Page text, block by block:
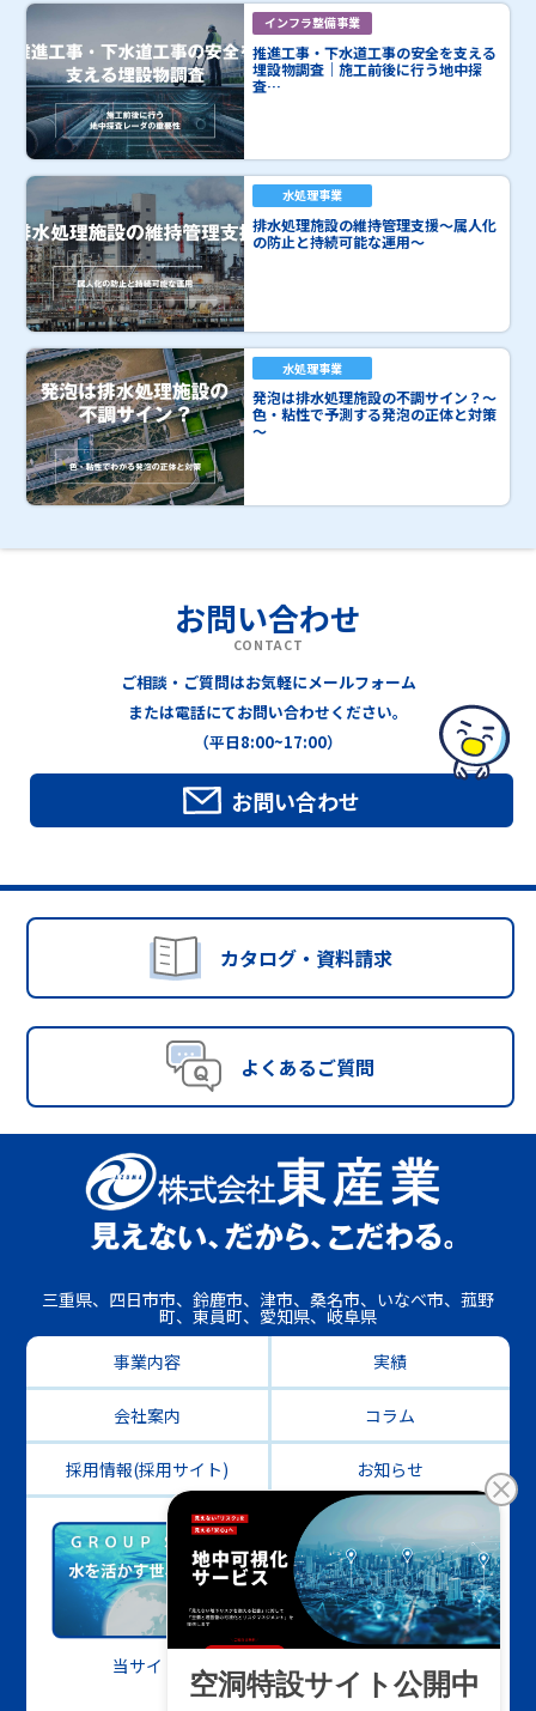
インフラ整備事業
推進工事・下水道工事の安全を支える
埋設物調査｜施工前後に行う地中探
査…
水処理事業
排水処理施設の維持管理支援～属人化
の防止と持続可能な運用～
水処理事業
発泡は排水処理施設の不調サイン？～
色・粘性で予測する発泡の正体と対策
～
お問い合わせ
CONTACT
ご相談・ご質問はお気軽にメールフォーム
または電話にてお問い合わせください。
（平日8:00~17:00）
お問い合わせ
カタログ・資料請求
よくあるご質問
三重県、四日市市、鈴鹿市、津市、桑名市、いなべ市、菰野
町、東員町、愛知県、岐阜県
事業内容
実績
会社案内 コラム
採用情報(採用サイト) お知らせ
当サイトについて
プライバシー
サイトマップ